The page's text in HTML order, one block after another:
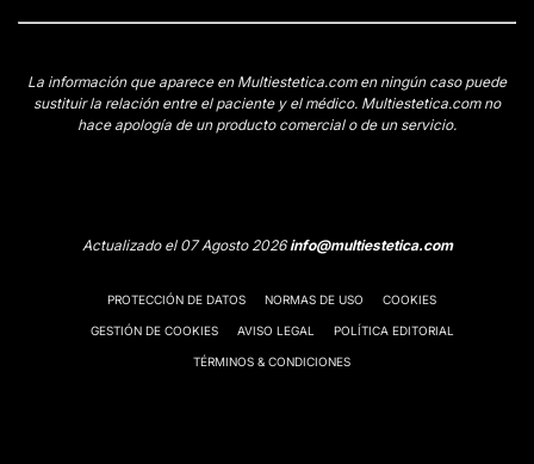
La información que aparece en Multiestetica.com en ningún caso puede
sustituir la relación entre el paciente y el médico. Multiestetica.com no
hace apología de un producto comercial o de un servicio.
Actualizado el 07 Agosto 2026info@multiestetica.com
PROTECCIÓN DE DATOS NORMAS DE USO COOKIES
GESTIÓN DE COOKIES AVISO LEGAL POLÍTICA EDITORIAL
TÉRMINOS & CONDICIONES